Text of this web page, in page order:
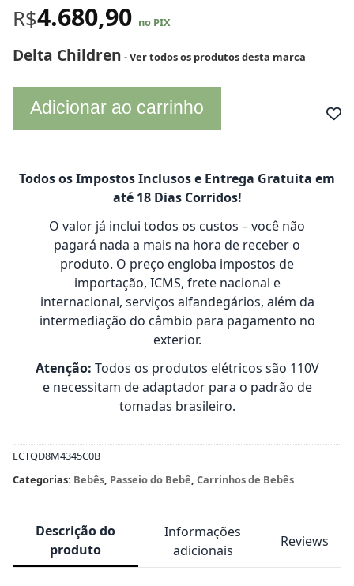
R$4.680,90 no PIX
Delta Children - Ver todos os produtos desta marca
Adicionar ao carrinho
Todos os Impostos Inclusos e Entrega Gratuita em
até 18 Dias Corridos!
O valor já inclui todos os custos – você não
pagará nada a mais na hora de receber o
produto. O preço engloba impostos de
importação, ICMS, frete nacional e
internacional, serviços alfandegários, além da
intermediação do câmbio para pagamento no
exterior.
Atenção: Todos os produtos elétricos são 110V
e necessitam de adaptador para o padrão de
tomadas brasileiro.
ECTQD8M4345C0B
Categorias: Bebês, Passeio do Bebê, Carrinhos de Bebês
Descrição do
produto
Informações
adicionais
Reviews